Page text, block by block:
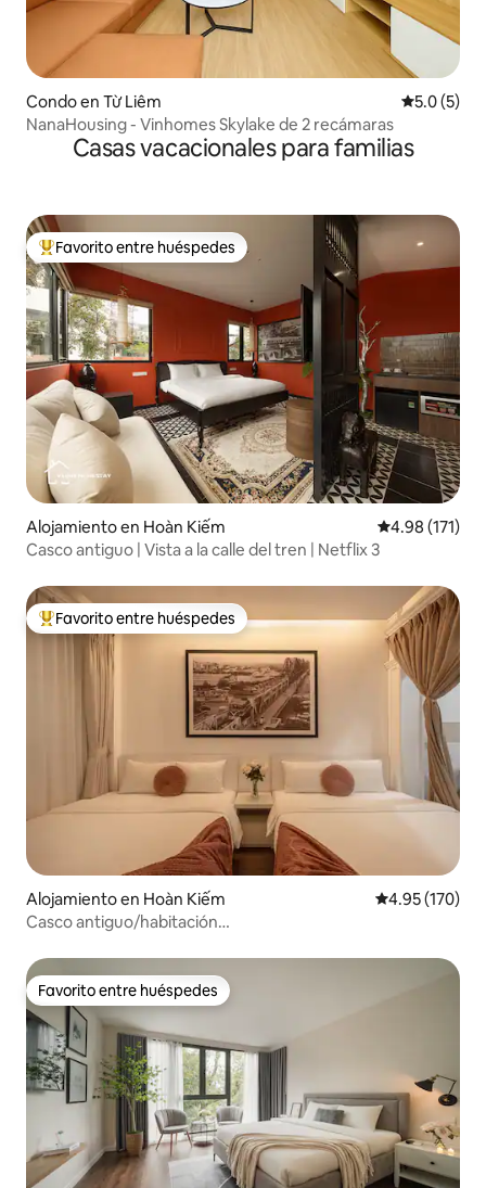
Condo en Từ Liêm
5.0 (5)
NanaHousing - Vinhomes Skylake de 2 recámaras
Casas vacacionales para familias
Favorito entre huéspedes preferido
Favorito entre huéspedes
Alojamiento en Hoàn Kiếm Calificación
4.98 (171)
Casco antiguo | Vista a la calle del tren | Netflix 3
Favorito entre huéspedes preferido
Favorito entre huéspedes
Alojamiento en Hoàn Kiếm Calificación
4.95 (170)
Casco antiguo/habitación
Favorito entre huéspedes
Favorito entre huéspedes